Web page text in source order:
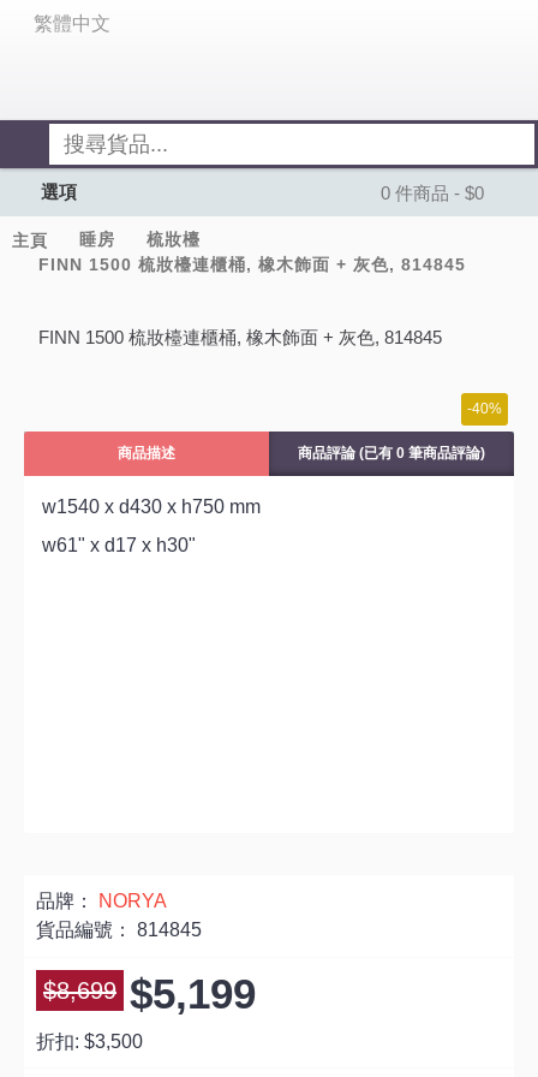
繁體中文
0 件商品 - $0
選項
主頁 睡房
梳妝檯
FINN 1500 梳妝檯連櫃桶, 橡木飾面 + 灰色, 814845
FINN 1500 梳妝檯連櫃桶, 橡木飾面 + 灰色, 814845
-40%
商品描述 商品評論 (已有 0 筆商品評論)
w1540 x d430 x h750 mm
w61" x d17 x h30"
品牌：
NORYA
貨品編號： 814845
$8,699 $5,199
折扣: $3,500